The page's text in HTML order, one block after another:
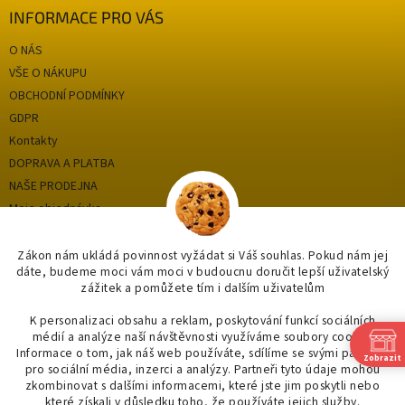
Zákon nám ukládá povinnost vyžádat si Váš souhlas. Pokud nám jej
dáte, budeme moci vám moci v budoucnu doručit lepší uživatelský
zážitek a pomůžete tím i dalším uživatelům
K personalizaci obsahu a reklam, poskytování funkcí sociálních
médií a analýze naší návštěvnosti využíváme soubory cookie.
Informace o tom, jak náš web používáte, sdílíme se svými partnery
pro sociální média, inzerci a analýzy. Partneři tyto údaje mohou
zkombinovat s dalšími informacemi, které jste jim poskytli nebo
INFORMACE PRO VÁS
O NÁS
VŠE O NÁKUPU
OBCHODNÍ PODMÍNKY
GDPR
Kontakty
DOPRAVA A PLATBA
NAŠE PRODEJNA
Moje objednávka
Kategorie
OUTLET až -75%
OBKLADY A DLAŽBY
KOUPELNY
OSVĚTLENÍ
Zobrazit